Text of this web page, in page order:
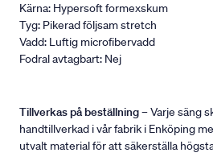
Kärna: Hypersoft formexskum
Tyg: Pikerad följsam stretch
Vadd: Luftig microfibervadd
Fodral avtagbart: Nej
Tillverkas på beställning– Varje säng
handtillverkad i vår fabrik i Enköping
utvalt material för att säkerställa